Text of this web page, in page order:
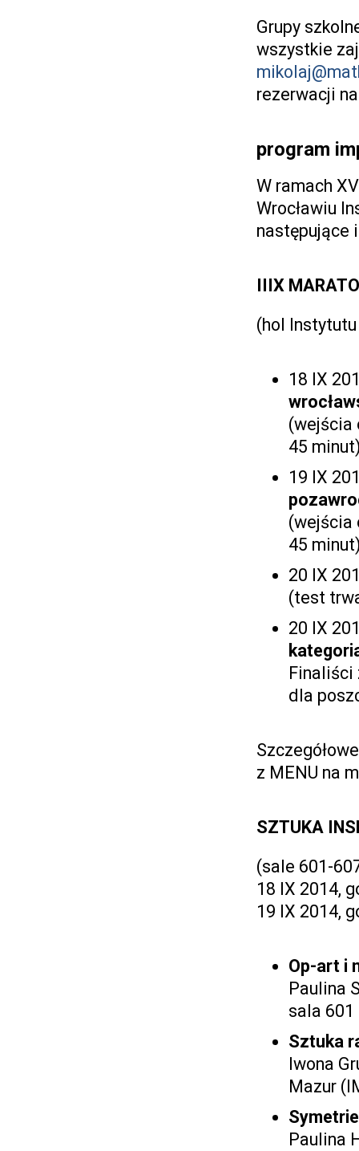
Grupy
wszystkie
rezerwacji
program
W ramach
Wrocławiu
następujące
IIIX
(hol
18 IX
(wejścia
45
19 IX
(wejścia
45
20 IX
(test
20 IX
Finaliści
dla
z MENU na
SZTUKA
(sale 601-
18 IX 2014,
19 IX 2014,
Op-art i
Paulina
sala 601
Sztuka
Iwona
Mazur
Paulina